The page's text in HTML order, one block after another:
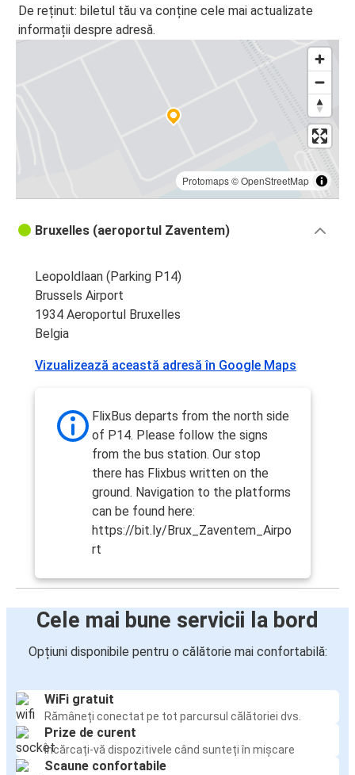
De reținut: biletul tău va conține cele mai actualizate
informații despre adresă.
Protomaps©OpenStreetMap
Bruxelles (aeroportul Zaventem)
Leopoldlaan (Parking P14)
Brussels Airport
1934 Aeroportul Bruxelles
Belgia
Vizualizează această adresă în Google Maps
FlixBus departs from the north side
of P14. Please follow the signs
from the bus station. Our stop
there has Flixbus written on the
ground. Navigation to the platforms
can be found here:
https://bit.ly/Brux_Zaventem_Airpo
rt
Cele mai bune servicii la bord
Opțiuni disponibile pentru o călătorie mai confortabilă:
WiFi gratuit
Rămâneți conectat pe tot parcursul călătoriei dvs.
Prize de curent
Încărcați-vă dispozitivele când sunteți în mișcare
Scaune confortabile